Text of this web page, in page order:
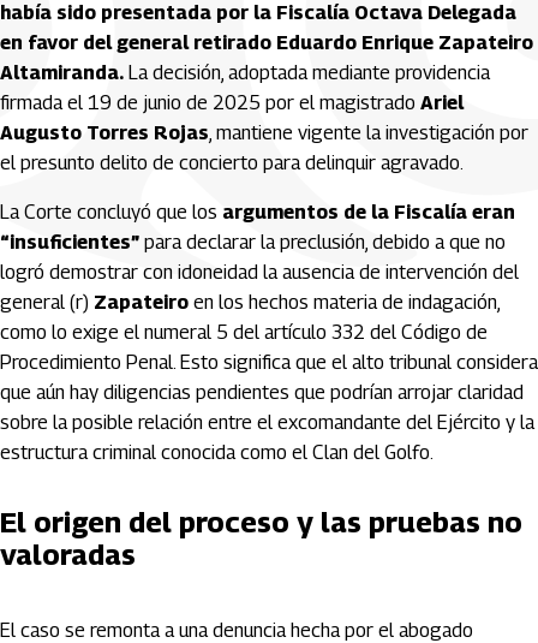
había sido presentada por la Fiscalía Octava Delegada
en favor del general retirado Eduardo Enrique Zapateiro
Altamiranda. La decisión, adoptada mediante providencia
firmada el 19 de junio de 2025 por el magistrado Ariel
Augusto Torres Rojas, mantiene vigente la investigación por
el presunto delito de concierto para delinquir agravado.
La Corte concluyó que los argumentos de la Fiscalía eran
“insuficientes” para declarar la preclusión, debido a que no
logró demostrar con idoneidad la ausencia de intervención del
general (r) Zapateiro en los hechos materia de indagación,
como lo exige el numeral 5 del artículo 332 del Código de
Procedimiento Penal. Esto significa que el alto tribunal considera
que aún hay diligencias pendientes que podrían arrojar claridad
sobre la posible relación entre el excomandante del Ejército y la
estructura criminal conocida como el Clan del Golfo.
El origen del proceso y las pruebas no
valoradas
El caso se remonta a una denuncia hecha por el abogado